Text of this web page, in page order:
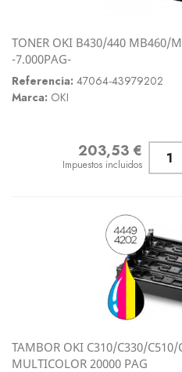
TONER OKI B430/440 MB460/
-7.000PAG-
Referencia: 47064-43979202
Marca: OKI
Precio
203,53 €
Impuestos incluidos
TAMBOR OKI C310/C330/
MULTICOLOR 20000 PAG